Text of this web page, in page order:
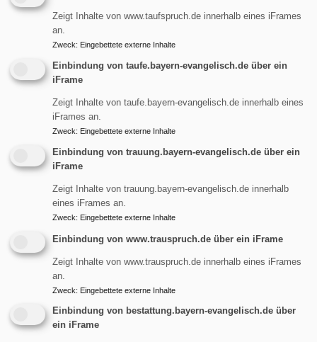
Vorgespräch zur
Externe Videos (Youtube)
anzeigen?
Datenschutzeinstellungen
verwalten
anzeigen?
Datenschutzeinstellungen
Ja (einmalig)
Datenschutzeinstellungen verwalten
Zeigt Inhalte von www.taufspruch.de innerhalb eines iFrames
an.
Zweck: Eingebettete externe Inhalte
Einbindung von taufe.bayern-evangelisch.de über ein
iFrame
Zeigt Inhalte von taufe.bayern-evangelisch.de innerhalb eines
iFrames an.
Zweck: Eingebettete externe Inhalte
Einbindung von trauung.bayern-evangelisch.de über ein
iFrame
Zeigt Inhalte von trauung.bayern-evangelisch.de innerhalb
eines iFrames an.
Zweck: Eingebettete externe Inhalte
Einbindung von www.trauspruch.de über ein iFrame
Zeigt Inhalte von www.trauspruch.de innerhalb eines iFrames
an.
Zweck: Eingebettete externe Inhalte
Einbindung von bestattung.bayern-evangelisch.de über
ein iFrame